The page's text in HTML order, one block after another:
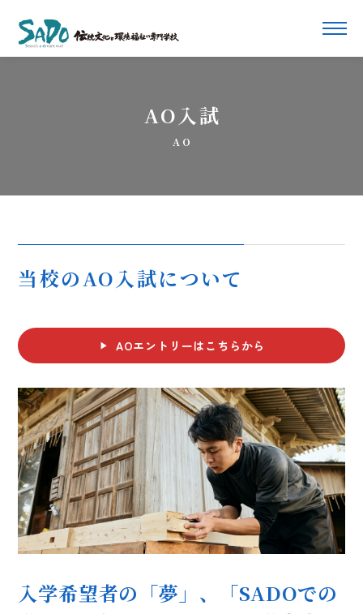
AO入試
AO
当校のAO入試について
AOエントリーはこちらから
入学希望者の「夢」、「SADOでの